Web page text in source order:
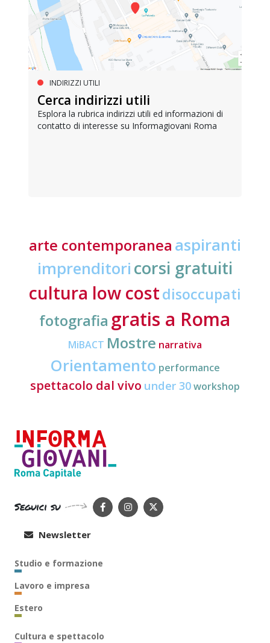
INDIRIZZI UTILI
Cerca indirizzi utili
Esplora la rubrica indirizzi utili ed informazioni di
contatto di interesse su Informagiovani Roma
arte contemporanea aspiranti
imprenditori corsi gratuiti
cultura low costdisoccupati
fotografia gratis a Roma
MiBACT Mostre narrativa
Orientamento performance
spettacolo dal vivo under 30workshop
Seguici su
Newsletter
Studio e formazione
Lavoro e impresa
Estero
Cultura e spettacolo